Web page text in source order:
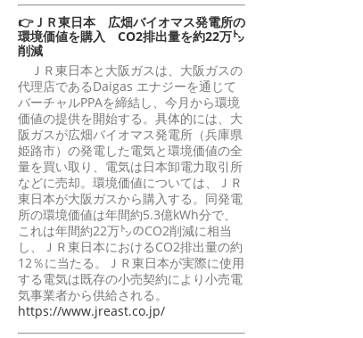
👉ＪＲ東日本 広畑バイオマス発電所の
環境価値を購入 CO2排出量を約22万㌧
削減
ＪＲ東日本と大阪ガスは、大阪ガスの
代理店であるDaigas エナジーを通じて
バーチャルPPAを締結し、今月から環境
価値の提供を開始する。具体的には、大
阪ガスが広畑バイオマス発電所（兵庫県
姫路市）の発電した電気と環境価値の全
量を買い取り、電気は日本卸電力取引所
などに売却。環境価値については、ＪＲ
東日本が大阪ガスから購入する。同発電
所の環境価値は年間約5.3億kWh分で、
これは年間約22万㌧のCO2削減に相当
し、ＪＲ東日本におけるCO2排出量の約
12％に当たる。ＪＲ東日本が実際に使用
する電気は既存の小売契約により小売電
気事業者から供給される。
https://www.jreast.co.jp/